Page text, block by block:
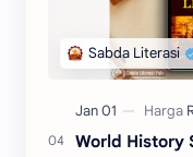
World History